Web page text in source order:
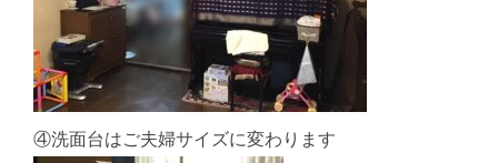
④洗面台はご夫婦サイズに変わります